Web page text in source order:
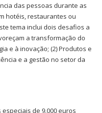
das pessoas durante as
hotéis, restaurantes ou
tema inclui dois desafios a
a transformação do
e à inovação; (2) Produtos e
e a gestão no setor da
de 9.000 euros